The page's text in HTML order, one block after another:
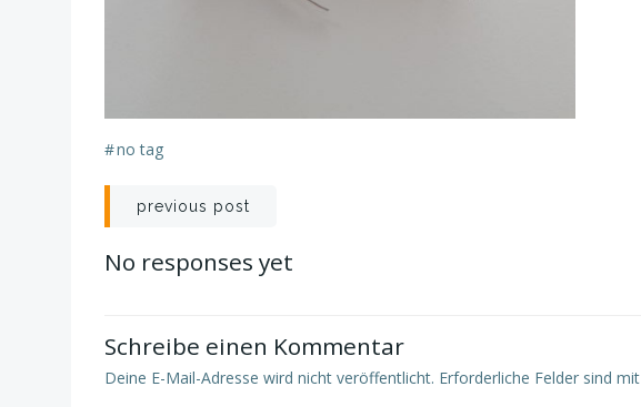
#no tag
Post
navigation
previous post
No responses yet
Schreibe einen Kommentar
Deine E-Mail-Adresse wird nicht veröffentlicht. Erforderliche Felder sind mit